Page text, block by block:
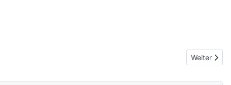
Nächster
Weiter